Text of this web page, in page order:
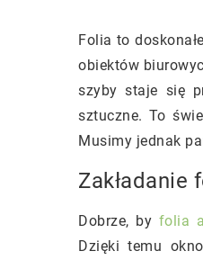
Folia to
obiektów
szyby staje się
sztuczne. To
Musimy jednak
Zakładanie
Dobrze, by folia
Dzięki temu